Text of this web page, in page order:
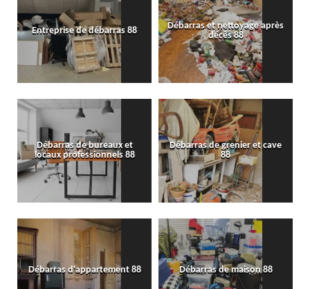
Entreprise de débarras 88
Débarras et nettoyage après
décès 88
Débarras de bureaux et
locaux professionnels 88
Débarras de grenier et cave
88
Débarras d'appartement 88 Débarras de maison 88